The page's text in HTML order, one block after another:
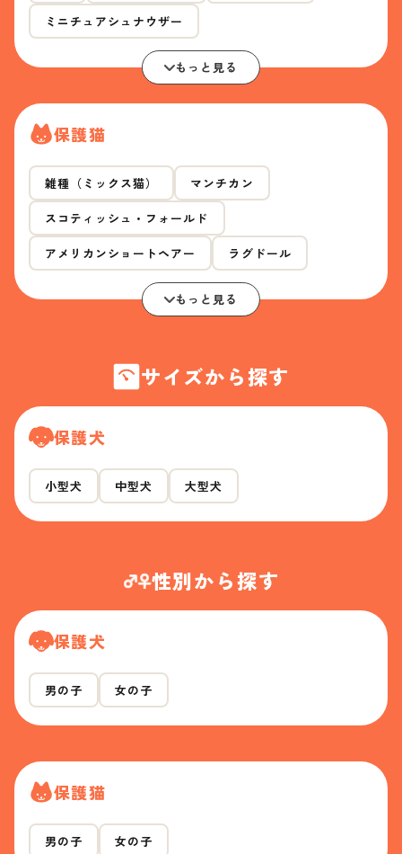
ミニチュアシュナウザー
もっと見る
保護猫
雑種（ミックス猫） マンチカン
スコティッシュ・フォールド
アメリカンショートヘアー ラグドール
もっと見る
サイズから探す
保護犬
小型犬 中型犬 大型犬
性別から探す
保護犬
男の子 女の子
保護猫
男の子 女の子